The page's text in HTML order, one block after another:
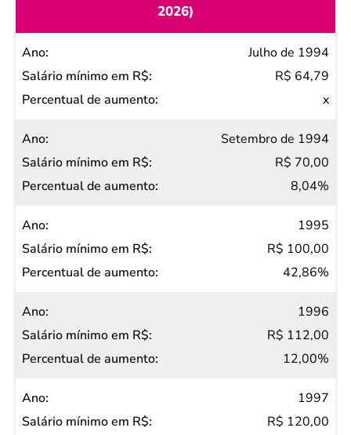
2026)
Ano
Salário
mínimo
Percentual
de
aumento
Julho de 1994
R$ 64,79
x
Setembro de 1994
R$ 70,00
8,04%
1995
R$ 100,00
42,86%
1996
R$ 112,00
12,00%
1997
R$ 120,00